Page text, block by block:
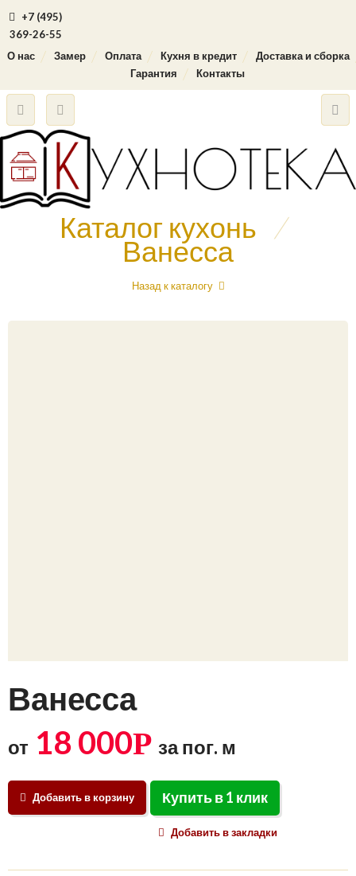
+7 (495)
369-26-55
О нас
Замер Оплата Кухня в кредит
Доставка и сборка
Гарантия
Контакты
Каталог кухонь /
Ванесса
Назад к каталогу
Ванесса
от 18 000Р за пог. м
Добавить в корзину Купить в 1 клик
Добавить в закладки